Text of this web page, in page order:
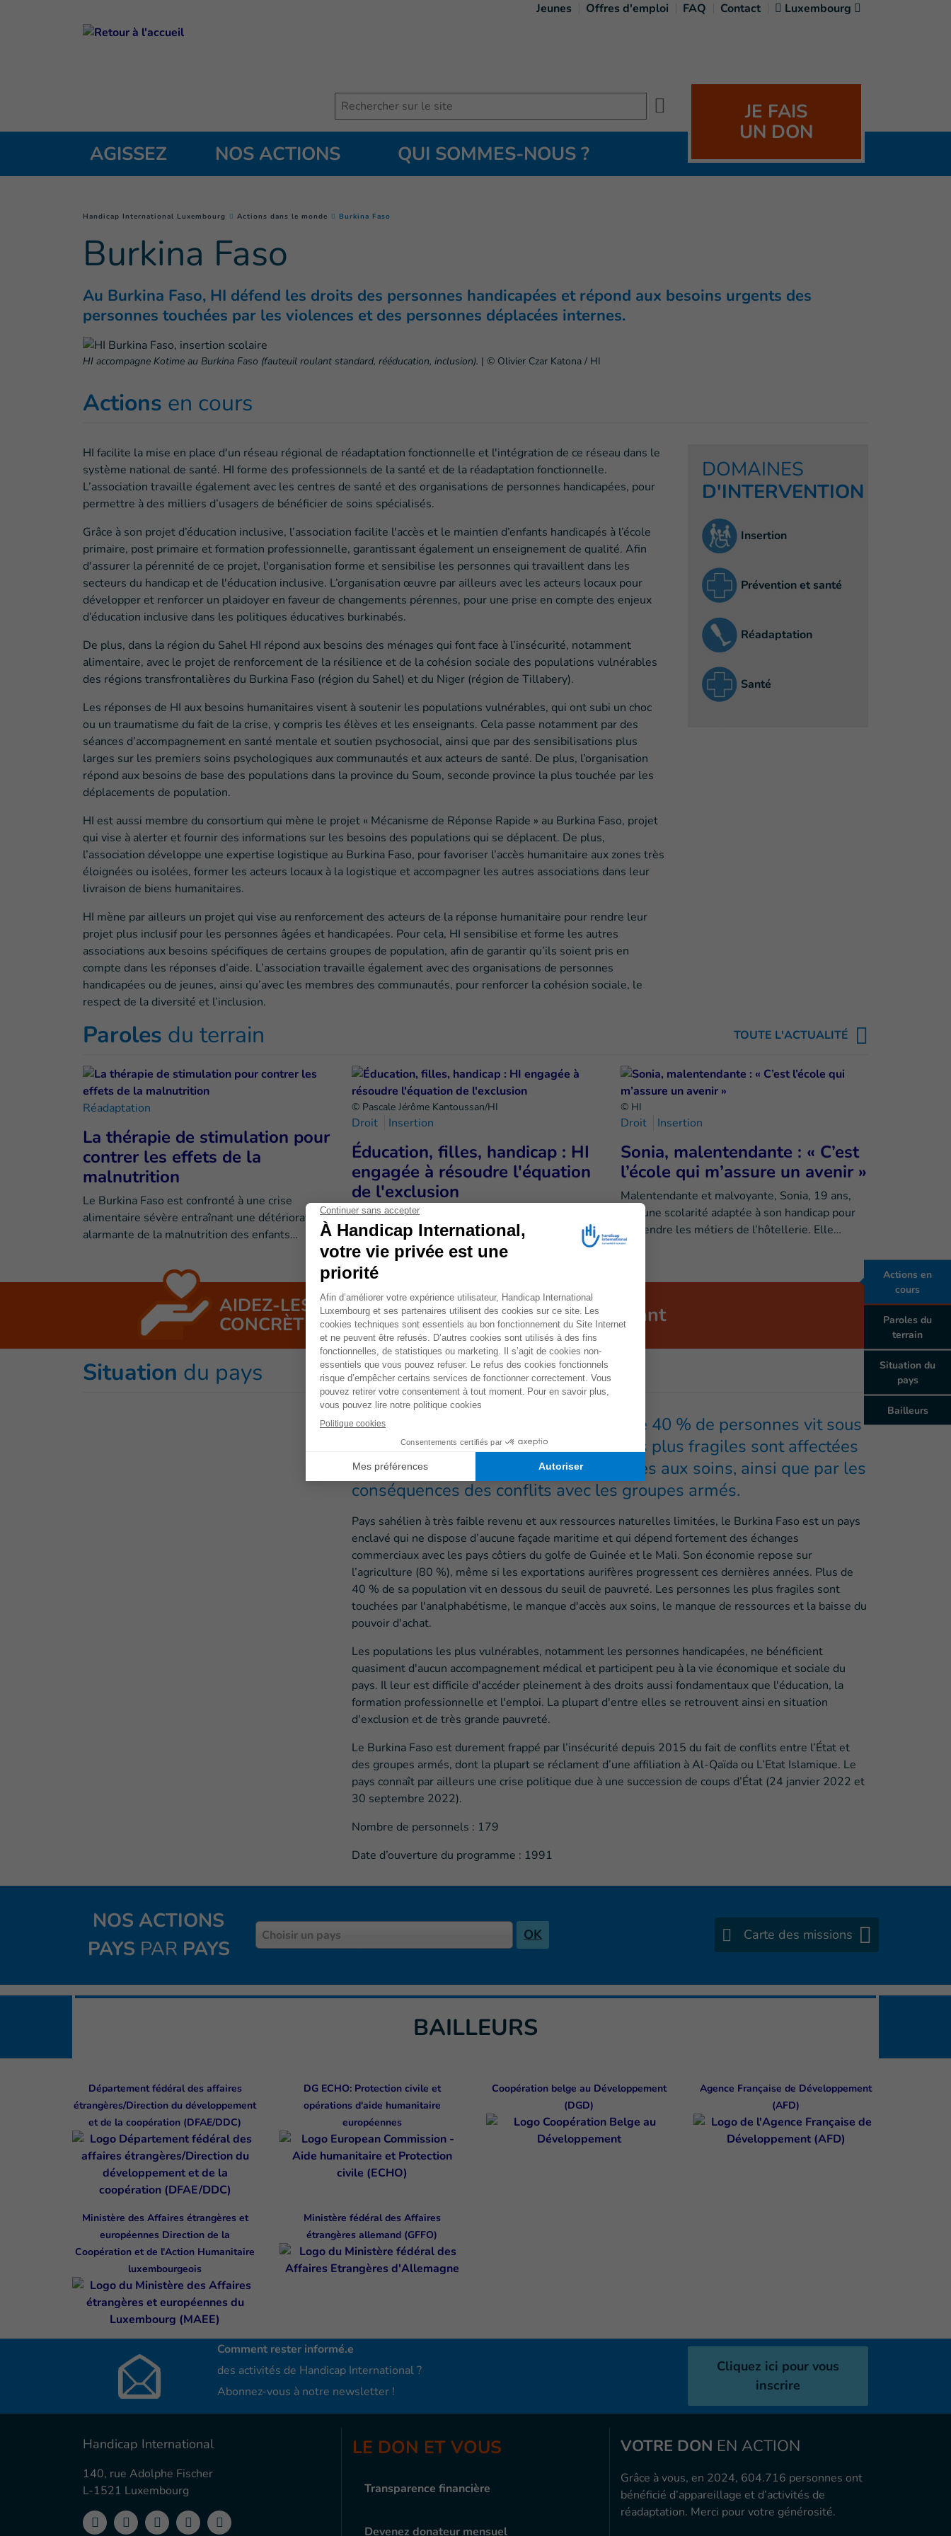
Jeunes Offres d'emploi FAQ Contact Luxembourg
Search
JE FAIS
UN DON
AGISSEZ
NOS ACTIONS QUI SOMMES-NOUS ?
You are here :
Handicap International Luxembourg Actions dans le monde Burkina Faso
Burkina Faso
Au Burkina Faso, HI défend les droits des personnes handicapées et répond aux besoins urgents des
personnes touchées par les violences et des personnes déplacées internes.
HI accompagne Kotime au Burkina Faso (fauteuil roulant standard, rééducation, inclusion). | © Olivier Czar Katona / HI
Actions en cours
HI facilite la mise en place d'un réseau régional de réadaptation fonctionnelle et l'intégration de ce réseau dans le
système national de santé. HI forme des professionnels de la santé et de la réadaptation fonctionnelle.
L’association travaille également avec les centres de santé et des organisations de personnes handicapées, pour
permettre à des milliers d’usagers de bénéficier de soins spécialisés.
Grâce à son projet d’éducation inclusive, l’association facilite l'accès et le maintien d’enfants handicapés à l’école
primaire, post primaire et formation professionnelle, garantissant également un enseignement de qualité. Afin
d'assurer la pérennité de ce projet, l'organisation forme et sensibilise les personnes qui travaillent dans les
secteurs du handicap et de l'éducation inclusive. L’organisation œuvre par ailleurs avec les acteurs locaux pour
développer et renforcer un plaidoyer en faveur de changements pérennes, pour une prise en compte des enjeux
d’éducation inclusive dans les politiques éducatives burkinabés.
De plus, dans la région du Sahel HI répond aux besoins des ménages qui font face à l’insécurité, notamment
alimentaire, avec le projet de renforcement de la résilience et de la cohésion sociale des populations vulnérables
des régions transfrontalières du Burkina Faso (région du Sahel) et du Niger (région de Tillabery).
Les réponses de HI aux besoins humanitaires visent à soutenir les populations vulnérables, qui ont subi un choc
ou un traumatisme du fait de la crise, y compris les élèves et les enseignants. Cela passe notamment par des
séances d’accompagnement en santé mentale et soutien psychosocial, ainsi que par des sensibilisations plus
larges sur les premiers soins psychologiques aux communautés et aux acteurs de santé. De plus, l’organisation
répond aux besoins de base des populations dans la province du Soum, seconde province la plus touchée par les
déplacements de population.
HI est aussi membre du consortium qui mène le projet « Mécanisme de Réponse Rapide » au Burkina Faso, projet
qui vise à alerter et fournir des informations sur les besoins des populations qui se déplacent. De plus,
l’association développe une expertise logistique au Burkina Faso, pour favoriser l’accès humanitaire aux zones très
éloignées ou isolées, former les acteurs locaux à la logistique et accompagner les autres associations dans leur
livraison de biens humanitaires.
HI mène par ailleurs un projet qui vise au renforcement des acteurs de la réponse humanitaire pour rendre leur
projet plus inclusif pour les personnes âgées et handicapées. Pour cela, HI sensibilise et forme les autres
associations aux besoins spécifiques de certains groupes de population, afin de garantir qu’ils soient pris en
compte dans les réponses d’aide. L’association travaille également avec des organisations de personnes
handicapées ou de jeunes, ainsi qu’avec les membres des communautés, pour renforcer la cohésion sociale, le
respect de la diversité et l’inclusion.
DOMAINES
D'INTERVENTION
Insertion
Prévention et santé
Réadaptation
Santé
Paroles du terrain TOUTE L'ACTUALITÉ
Réadaptation
La thérapie de stimulation pour
contrer les effets de la
malnutrition
Le Burkina Faso est confronté à une crise
alimentaire sévère entraînant une détérioration
alarmante de la malnutrition des enfants…
© Pascale Jérôme Kantoussan/HI
Droit Insertion
Éducation, filles, handicap : HI
engagée à résoudre l'équation
de l'exclusion
Suite àune étude menée en 2019 au Burkina
Faso, au Mali et au Niger, et à l'occasion de la
Journée internationale de l'éducation le 26…
© HI
Droit Insertion
Sonia, malentendante : « C’est
l’école qui m’assure un avenir »
Malentendante et malvoyante, Sonia, 19 ans,
suit une scolarité adaptée à son handicap pour
apprendre les métiers de l’hôtellerie. Elle…
AIDEZ-LES
CONCRÈTEMENT Faites un don dès maintenant
Situation du pays
Le Burkina Faso est un pays où plus de 40 % de personnes vit sous
le seuil de pauvreté. Les personnes les plus fragiles sont affectées
par un manque de ressources et d'accès aux soins, ainsi que par les
conséquences des conflits avec les groupes armés.
Pays sahélien à très faible revenu et aux ressources naturelles limitées, le Burkina Faso est un pays
enclavé qui ne dispose d’aucune façade maritime et qui dépend fortement des échanges
commerciaux avec les pays côtiers du golfe de Guinée et le Mali. Son économie repose sur
l’agriculture (80 %), même si les exportations aurifères progressent ces dernières années. Plus de
40 % de sa population vit en dessous du seuil de pauvreté. Les personnes les plus fragiles sont
touchées par l'analphabétisme, le manque d'accès aux soins, le manque de ressources et la baisse du
pouvoir d'achat.
Les populations les plus vulnérables, notamment les personnes handicapées, ne bénéficient
quasiment d'aucun accompagnement médical et participent peu à la vie économique et sociale du
pays. Il leur est difficile d'accéder pleinement à des droits aussi fondamentaux que l'éducation, la
formation professionnelle et l'emploi. La plupart d'entre elles se retrouvent ainsi en situation
d'exclusion et de très grande pauvreté.
Le Burkina Faso est durement frappé par l’insécurité depuis 2015 du fait de conflits entre l’État et
des groupes armés, dont la plupart se réclament d’une affiliation à Al-Qaïda ou L’Etat Islamique. Le
pays connaît par ailleurs une crise politique due à une succession de coups d’État (24 janvier 2022 et
30 septembre 2022).
Nombre de personnels : 179
Date d’ouverture du programme : 1991
NOS ACTIONS
PAYS PAR PAYS
PaysChoisir un pays OK Carte des missions
BAILLEURS
Département fédéral des affaires
étrangères/Direction du développement
et de la coopération (DFAE/DDC)
DG ECHO: Protection civile et
opérations d'aide humanitaire
européennes
Coopération belge au Développement
(DGD)
Agence Française de Développement
(AFD)
Ministère des Affaires étrangères et
européennes Direction de la
Coopération et de l'Action Humanitaire
luxembourgeois
Ministère fédéral des Affaires
étrangères allemand (GFFO)
Comment rester informé.e
des activités de Handicap International ?
Abonnez-vous à notre newsletter !
Cliquez ici pour vous
inscrire
Handicap International
140, rue Adolphe Fischer
L-1521 Luxembourg
LE DON ET VOUS
Transparence financière
Devenez donateur mensuel
VOTRE DON EN ACTION
Grâce à vous, en 2024, 604.716 personnes ont
bénéficié d’appareillage et d’activités de
réadaptation. Merci pour votre générosité.